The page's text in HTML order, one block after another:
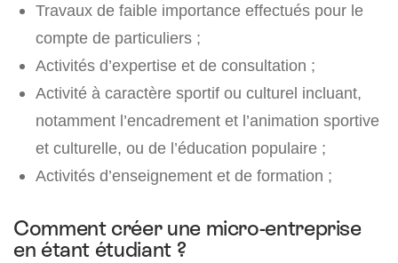
Travaux de faible importance effectués pour le
compte de particuliers ;
Activités d’expertise et de consultation ;
Activité à caractère sportif ou culturel incluant,
notamment l’encadrement et l’animation sportive
et culturelle, ou de l’éducation populaire ;
Activités d’enseignement et de formation ;
Comment créer une micro-entreprise
en étant étudiant ?